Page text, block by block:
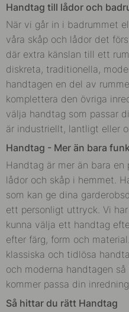
Handtag till lådor och
När vi går in i badrummet
våra skåp och lådor det
där extra känslan till ett
diskreta, traditionella,
handtagen en del av
komplettera den övriga
välja handtag som passar
är industriellt, lantligt eller
Handtag - Mer än bara
Handtag är mer än bara
lådor och skåp i hemmet.
som kan ge dina
ett personligt uttryck. Vi
kunna välja ett handtag
efter färg, form och
klassiska och tidlösa
och moderna handtagen
kommer passa din
Så hittar du rätt Handtag